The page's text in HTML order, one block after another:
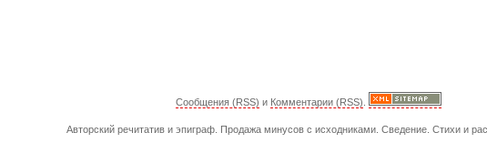
Сообщения (RSS) и Комментарии (RSS)
Авторский речитатив и эпиграф. Продажа минусов с исходниками. Сведение. Стихи и